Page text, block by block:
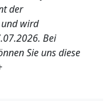
der
wird
Bei
Sie uns diese